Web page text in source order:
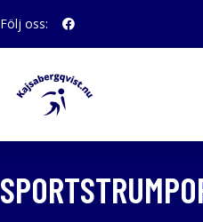
Följ oss: